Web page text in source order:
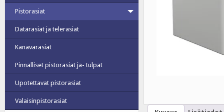
Pistorasiat
Datarasiat ja telerasiat
Kanavarasiat
Pinnalliset pistorasiat ja- tulpat
Upotettavat pistorasiat
Valaisinpistorasiat